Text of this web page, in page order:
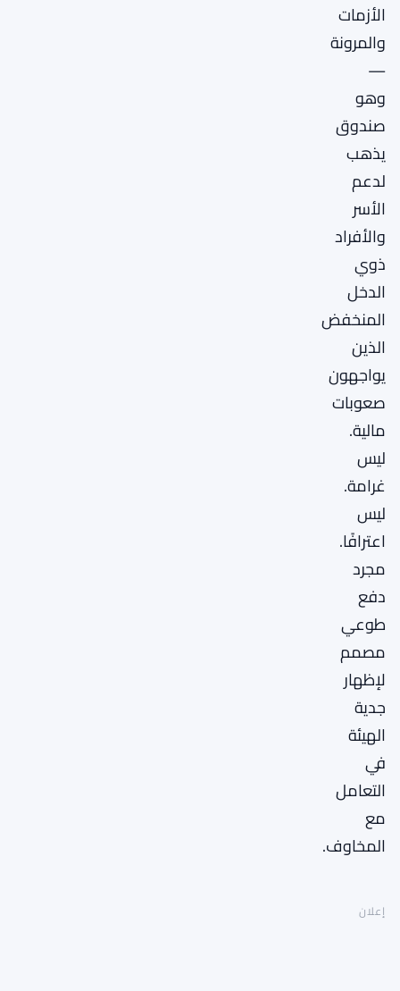
الأزمات
والمرونة
—
وهو
صندوق
يذهب
لدعم
الأسر
والأفراد
ذوي
الدخل
المنخفض
الذين
يواجهون
صعوبات
مالية.
ليس
غرامة.
ليس
اعترافًا.
مجرد
دفع
طوعي
مصمم
لإظهار
جدية
الهيئة
في
التعامل
مع
المخاوف.
إعلان